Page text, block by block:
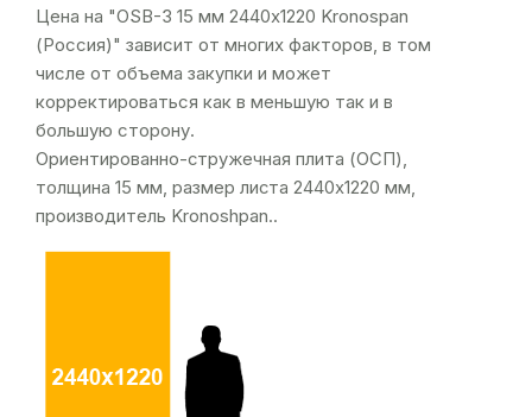
Цена на "OSB-3 15 мм 2440х1220 Kronospan
(Россия)" зависит от многих факторов, в том
числе от объема закупки и может
корректироваться как в меньшую так и в
большую сторону.
Ориентированно-стружечная плита (ОСП),
толщина 15 мм, размер листа 2440х1220 мм,
производитель Kronoshpan..